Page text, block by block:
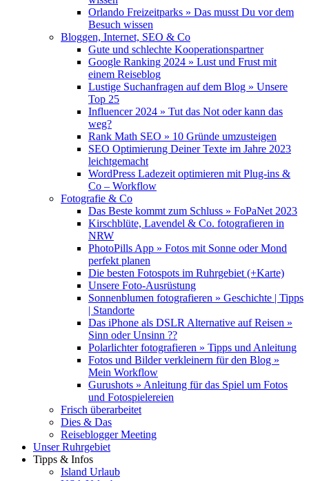
Orlando Freizeitparks » Das musst Du vor dem
Besuch wissen
Bloggen, Internet, SEO & Co
Gute und schlechte Kooperationspartner
Google Ranking 2024 » Lust und Frust mit
einem Reiseblog
Lustige Suchanfragen auf dem Blog » Unsere
Top 25
Influencer 2024 » Tut das Not oder kann das
weg?
Rank Math SEO » 10 Gründe umzusteigen
SEO Optimierung Deiner Texte im Jahre 2023
leichtgemacht
WordPress Ladezeit optimieren mit Plug-ins &
Co – Workflow
Fotografie & Co
Das Beste kommt zum Schluss » FoPaNet 2023
Kirschblüte, Lavendel & Co. fotografieren in
NRW
PhotoPills App » Fotos mit Sonne oder Mond
perfekt planen
Die besten Fotospots im Ruhrgebiet (+Karte)
Unsere Foto-Ausrüstung
Sonnenblumen fotografieren » Geschichte | Tipps
| Standorte
Das iPhone als DSLR Alternative auf Reisen »
Sinn oder Unsinn ??
Polarlichter fotografieren » Tipps und Anleitung
Fotos und Bilder verkleinern für den Blog »
Mein Workflow
Gurushots » Anleitung für das Spiel um Fotos
und Fotospielereien
Frisch überarbeitet
Dies & Das
Reiseblogger Meeting
Unser Ruhrgebiet
Tipps & Infos
Island Urlaub